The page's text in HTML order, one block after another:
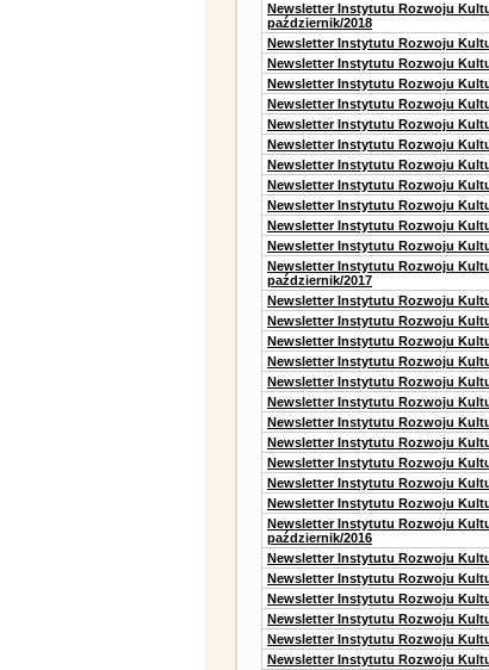
Newsletter Instytutu Rozwoju
październik/2018
Newsletter Instytutu Rozwoju
Newsletter Instytutu Rozwoju
Newsletter Instytutu Rozwoju
Newsletter Instytutu Rozwoju
Newsletter Instytutu Rozwoju
Newsletter Instytutu Rozwoju
Newsletter Instytutu Rozwoju
Newsletter Instytutu Rozwoju
Newsletter Instytutu Rozwoju
Newsletter Instytutu Rozwoju
Newsletter Instytutu Rozwoju
Newsletter Instytutu Rozwoju
październik/2017
Newsletter Instytutu Rozwoju
Newsletter Instytutu Rozwoju
Newsletter Instytutu Rozwoju
Newsletter Instytutu Rozwoju
Newsletter Instytutu Rozwoju
Newsletter Instytutu Rozwoju
Newsletter Instytutu Rozwoju
Newsletter Instytutu Rozwoju
Newsletter Instytutu Rozwoju
Newsletter Instytutu Rozwoju
Newsletter Instytutu Rozwoju
Newsletter Instytutu Rozwoju
październik/2016
Newsletter Instytutu Rozwoju
Newsletter Instytutu Rozwoju
Newsletter Instytutu Rozwoju
Newsletter Instytutu Rozwoju
Newsletter Instytutu Rozwoju
Newsletter Instytutu Rozwoju